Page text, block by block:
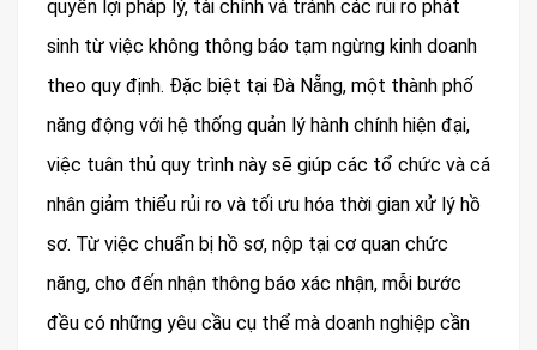
quyền lợi pháp lý, tài chính và tránh các rủi ro phát
sinh từ việc không thông báo tạm ngừng kinh doanh
theo quy định. Đặc biệt tại Đà Nẵng, một thành phố
năng động với hệ thống quản lý hành chính hiện đại,
việc tuân thủ quy trình này sẽ giúp các tổ chức và cá
nhân giảm thiểu rủi ro và tối ưu hóa thời gian xử lý hồ
sơ. Từ việc chuẩn bị hồ sơ, nộp tại cơ quan chức
năng, cho đến nhận thông báo xác nhận, mỗi bước
đều có những yêu cầu cụ thể mà doanh nghiệp cần